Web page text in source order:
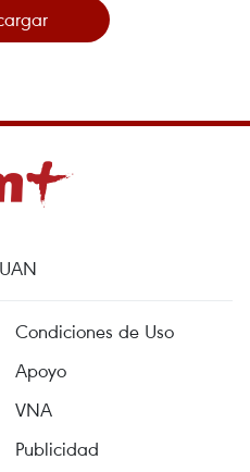
Condiciones de Uso
Apoyo
VNA
Publicidad